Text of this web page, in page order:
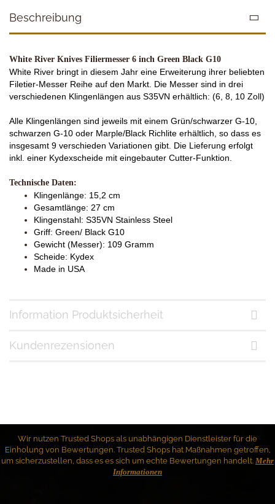
Beschreibung
White River Knives Filiermesser 6 inch Green Black G10
White River bringt in diesem Jahr eine Erweiterung ihrer beliebten
Filetier-Messer Reihe auf den Markt. Die Messer sind in drei
verschiedenen Klingenlängen aus S35VN erhältlich: (6, 8, 10 Zoll)
Alle Klingenlängen sind jeweils mit einem Grün/schwarzer G-10,
schwarzen G-10 oder Marple/Black Richlite erhältlich, so dass es
insgesamt 9 verschieden Variationen gibt. Die Lieferung erfolgt
inkl. einer Kydexscheide mit eingebauter Cutter-Funktion.
Technische Daten:
Klingenlänge: 15,2 cm
Gesamtlänge: 27 cm
Klingenstahl: S35VN Stainless Steel
Griff: Green/ Black G10
Gewicht (Messer): 109 Gramm
Scheide: Kydex
Made in USA
Information Produktsicherheit
Kundenrezensionen
Wir nutzen Trusted Shops als unabhängigen Dienstleister für die
Einholung von Bewertungen. Trusted Shops hat Maßnahmen getroffen,
um sicherzustellen, dass es es sich um echte Bewertungen handelt. Mehr
Informationen